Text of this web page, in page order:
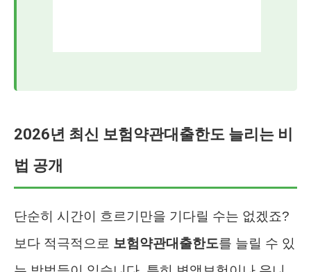
2026년 최신 보험약관대출한도 늘리는 비
법 공개
단순히 시간이 흐르기만을 기다릴 수는 없겠죠?
보다 적극적으로 보험약관대출한도를 늘릴 수 있